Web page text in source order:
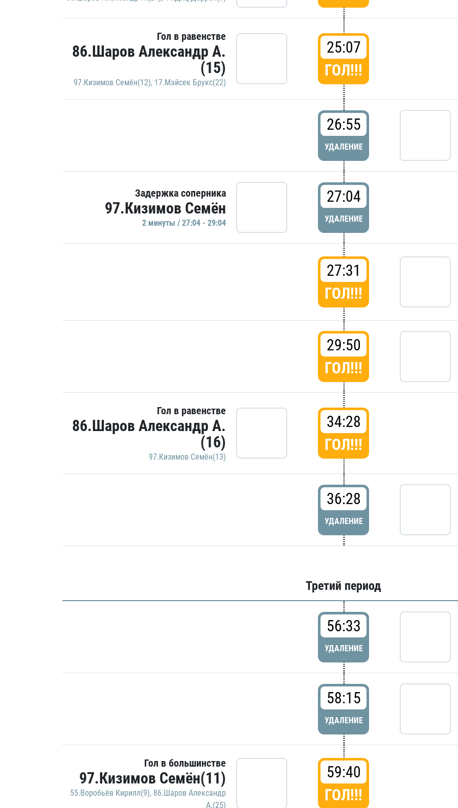
Гол в равенстве
86.Шаров Александр А.
(15)
97.Кизимов Семён(12), 17.Мэйсек Брукс(22)
25:07
ГОЛ!!!
26:55
УДАЛЕНИЕ
Задержка соперника
97.Кизимов Семён
2 минуты / 27:04 - 29:04
27:04
УДАЛЕНИЕ
27:31
ГОЛ!!!
29:50
ГОЛ!!!
Гол в равенстве
86.Шаров Александр А.
(16)
97.Кизимов Семён(13)
34:28
ГОЛ!!!
36:28
УДАЛЕНИЕ
Третий период
56:33
УДАЛЕНИЕ
58:15
УДАЛЕНИЕ
Гол в большинстве
97.Кизимов Семён(11)
55.Воробьёв Кирилл(9), 86.Шаров Александр
А.(25)
59:40
ГОЛ!!!